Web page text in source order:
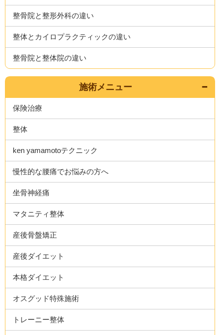
整骨院と整形外科の違い
整体とカイロプラクティックの違い
整骨院と整体院の違い
施術メニュー
保険治療
整体
ken yamamotoテクニック
慢性的な腰痛でお悩みの方へ
坐骨神経痛
マタニティ整体
産後骨盤矯正
産後ダイエット
本格ダイエット
オスグッド特殊施術
トレーニー整体